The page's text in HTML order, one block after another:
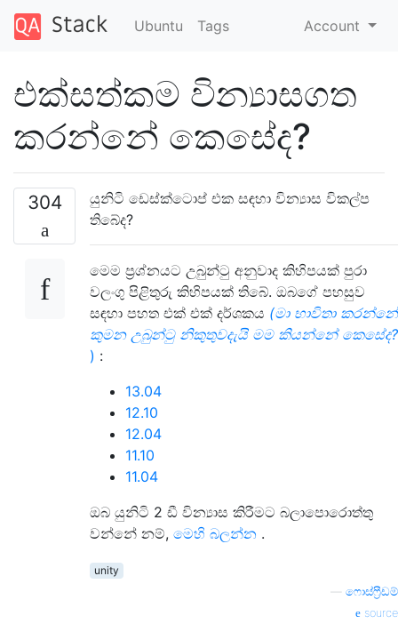
Ubuntu Tags Account
එක්සත්කම වින්‍යාසගත
කරන්නේ කෙසේද?
304
යුනිටි ඩෙස්ක්ටොප් එක සඳහා වින්‍යාස විකල්ප
තිබේද?
මෙම ප්‍රශ්නයට උබුන්ටු අනුවාද කිහිපයක් පුරා
වලංගු පිළිතුරු කිහිපයක් තිබේ. ඔබගේ පහසුව
සඳහා පහත එක් එක් දර්ශකය (මා භාවිතා කරන්නේ
කුමන උබුන්ටු නිකුතුවදැයි මම කියන්නේ කෙසේද?
) :
13.04
12.10
12.04
11.10
11.04
ඔබ යුනිටි 2 ඩී වින්‍යාස කිරීමට බලාපොරොත්තු
වන්නේ නම්, මෙහි බලන්න .
unity
ෆොස්ෆ්‍රීඩම්
source